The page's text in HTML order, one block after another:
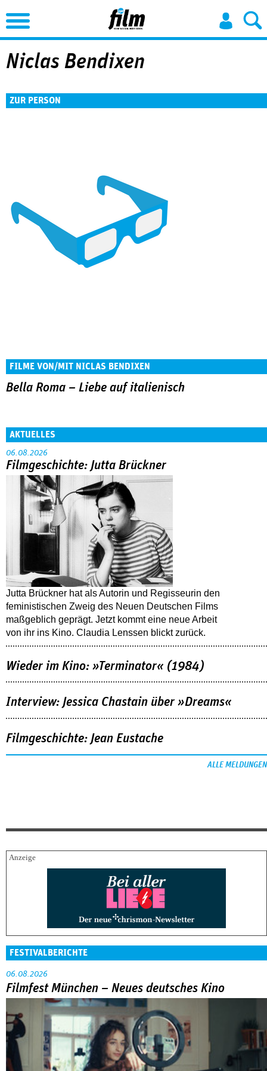
Jump to Navigation
Niclas Bendixen
ZUR PERSON
FILME VON/MIT NICLAS BENDIXEN
Bella Roma – Liebe auf italienisch
AKTUELLES
06.08.2026
Filmgeschichte: Jutta Brückner
Jutta Brückner hat als Autorin und Regisseurin den
feministischen Zweig des Neuen Deutschen Films
maßgeblich geprägt. Jetzt kommt eine neue Arbeit
von ihr ins Kino. Claudia Lenssen blickt zurück.
Wieder im Kino: »Terminator« (1984)
Interview: Jessica Chastain über »Dreams«
Filmgeschichte: Jean Eustache
ALLE MELDUNGEN
FESTIVALBERICHTE
06.08.2026
Filmfest München – Neues deutsches Kino